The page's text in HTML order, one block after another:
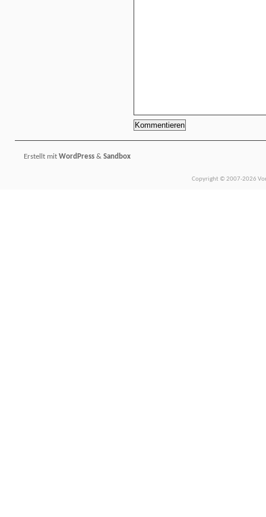
Erstellt mit WordPress & Sandbox
Copyright © 2007-2026